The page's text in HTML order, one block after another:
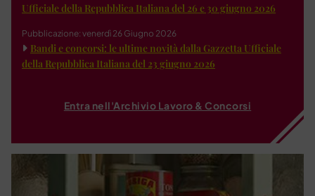
Ufficiale della Repubblica Italiana del 26 e 30 giugno 2026
Pubblicazione: venerdì 26 Giugno 2026
Bandi e concorsi: le ultime novità dalla Gazzetta Ufficiale
della Repubblica Italiana del 23 giugno 2026
Entra nell'Archivio Lavoro & Concorsi